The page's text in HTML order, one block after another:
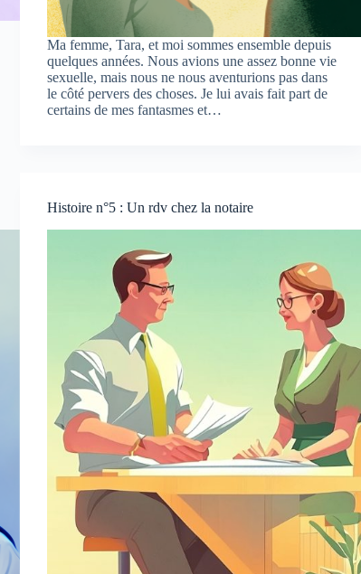
Ma femme, Tara, et moi sommes ensemble depuis
quelques années. Nous avions une assez bonne vie
sexuelle, mais nous ne nous aventurions pas dans
le côté pervers des choses. Je lui avais fait part de
certains de mes fantasmes et…
Histoire n°5 : Un rdv chez la notaire